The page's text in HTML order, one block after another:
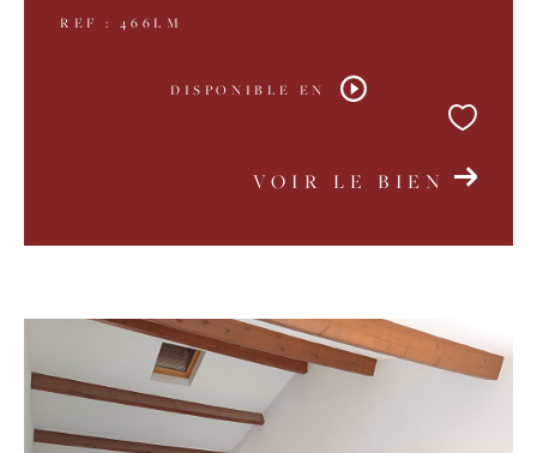
REF : 466LM
DISPONIBLE EN
VOIR LE BIEN